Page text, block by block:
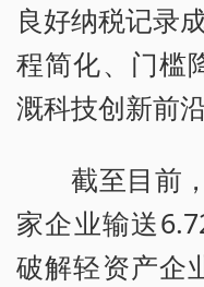
良好纳税记录
程简化、门槛
溉科技创新前沿
截至目前
家企业输送
破解轻资产企